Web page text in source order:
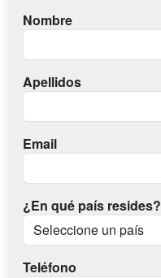
Nombre
Apellidos
Email
¿En qué país resides?
Teléfono